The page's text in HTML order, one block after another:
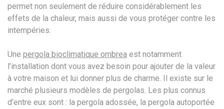
permet non seulement de réduire considérablement les
effets de la chaleur, mais aussi de vous protéger contre les
intempéries.
Une pergola bioclimatique ombrea est notamment
l’installation dont vous avez besoin pour ajouter de la valeur
à votre maison et lui donner plus de charme. Il existe sur le
marché plusieurs modèles de pergolas. Les plus connus
d’entre eux sont : la pergola adossée, la pergola autoportée